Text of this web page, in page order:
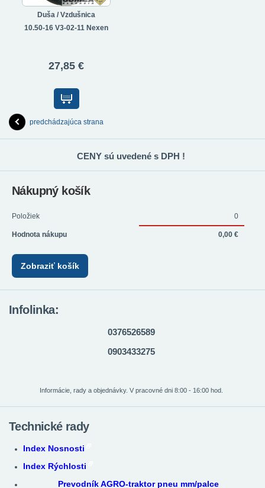
Duša / Vzdušnica
10.50-16 V3-02-11 Nexen
27,85 €
predchádzajúca strana
CENY sú uvedené s DPH !
Nákupný košík
Položiek 0
Hodnota nákupu 0,00 €
Zobraziť košík
Infolinka:
0376526589
0903433275
Informácie, rady a objednávky. V pracovné dni 8:00 - 16:00 hod.
Technické rady
Index Nosnosti
Index Rýchlosti
Prevodník AGRO-traktor pneu mm/palce